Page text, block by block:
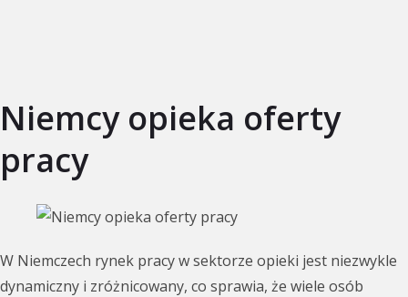
Niemcy opieka oferty
pracy
W Niemczech rynek pracy w sektorze opieki jest niezwykle
dynamiczny i zróżnicowany, co sprawia, że wiele osób